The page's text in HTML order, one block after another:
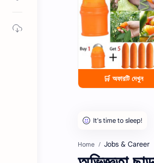
🛒 অফারটি দেখুন
Home Jobs & Career